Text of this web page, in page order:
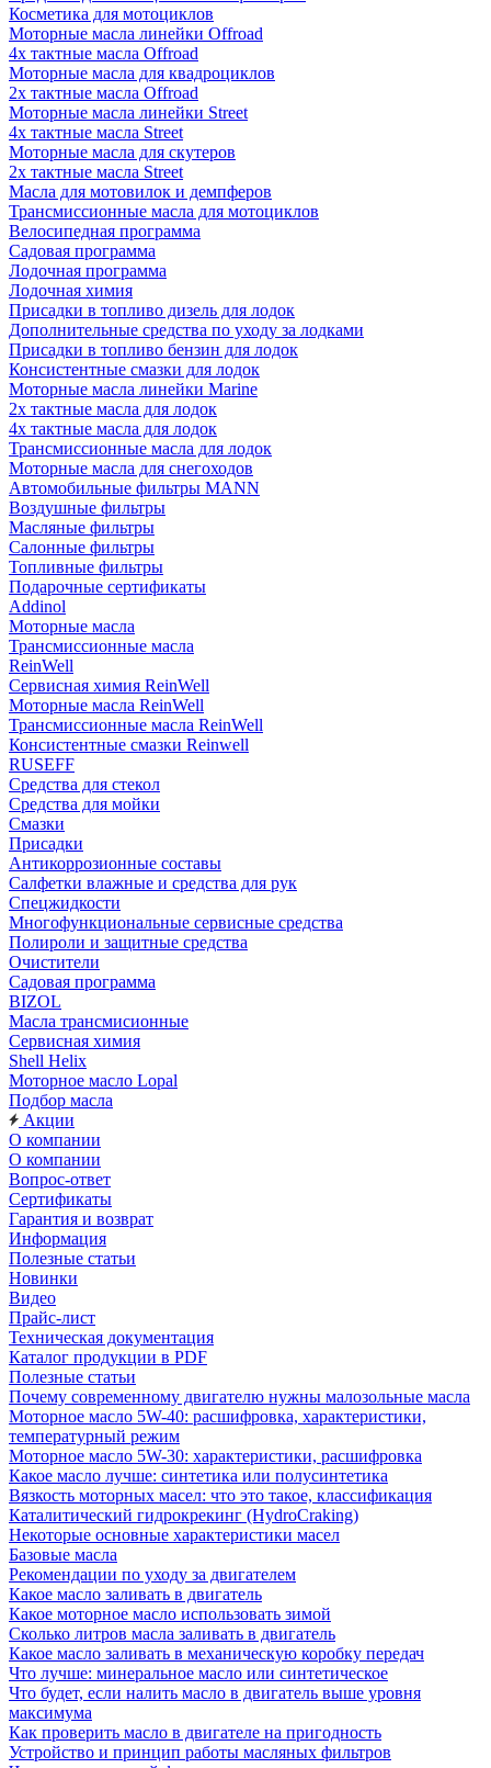
Косметика для мотоциклов
Моторные масла линейки Offroad
4х тактные масла Offroad
Моторные масла для квадроциклов
2х тактные масла Offroad
Моторные масла линейки Street
4х тактные масла Street
Моторные масла для скутеров
2х тактные масла Street
Масла для мотовилок и демпферов
Трансмиссионные масла для мотоциклов
Велосипедная программа
Садовая программа
Лодочная программа
Лодочная химия
Присадки в топливо дизель для лодок
Дополнительные средства по уходу за лодками
Присадки в топливо бензин для лодок
Консистентные смазки для лодок
Моторные масла линейки Marine
2х тактные масла для лодок
4х тактные масла для лодок
Трансмиссионные масла для лодок
Моторные масла для снегоходов
Автомобильные фильтры MANN
Воздушные фильтры
Масляные фильтры
Салонные фильтры
Топливные фильтры
Подарочные сертификаты
Addinol
Моторные масла
Трансмиссионные масла
ReinWell
Сервисная химия ReinWell
Моторные масла ReinWell
Трансмиссионные масла ReinWell
Консистентные смазки Reinwell
RUSEFF
Средства для стекол
Средства для мойки
Смазки
Присадки
Антикоррозионные составы
Салфетки влажные и средства для рук
Спецжидкости
Многофункциональные сервисные средства
Полироли и защитные средства
Очистители
Садовая программа
BIZOL
Масла трансмисионные
Сервисная химия
Shell Helix
Моторное масло Lopal
Подбор масла
Акции
О компании
О компании
Вопрос-ответ
Сертификаты
Гарантия и возврат
Информация
Полезные статьи
Новинки
Видео
Прайс-лист
Техническая документация
Каталог продукции в PDF
Полезные статьи
Почему современному двигателю нужны малозольные масла
Моторное масло 5W-40: расшифровка, характеристики,
температурный режим
Моторное масло 5W-30: характеристики, расшифровка
Какое масло лучше: синтетика или полусинтетика
Вязкость моторных масел: что это такое, классификация
Каталитический гидрокрекинг (НydroСraking)
Некоторые основные характеристики масел
Базовые масла
Рекомендации по уходу за двигателем
Какое масло заливать в двигатель
Какое моторное масло использовать зимой
Сколько литров масла заливать в двигатель
Какое масло заливать в механическую коробку передач
Что лучше: минеральное масло или синтетическое
Что будет, если налить масло в двигатель выше уровня
максимума
Как проверить масло в двигателе на пригодность
Устройство и принцип работы масляных фильтров